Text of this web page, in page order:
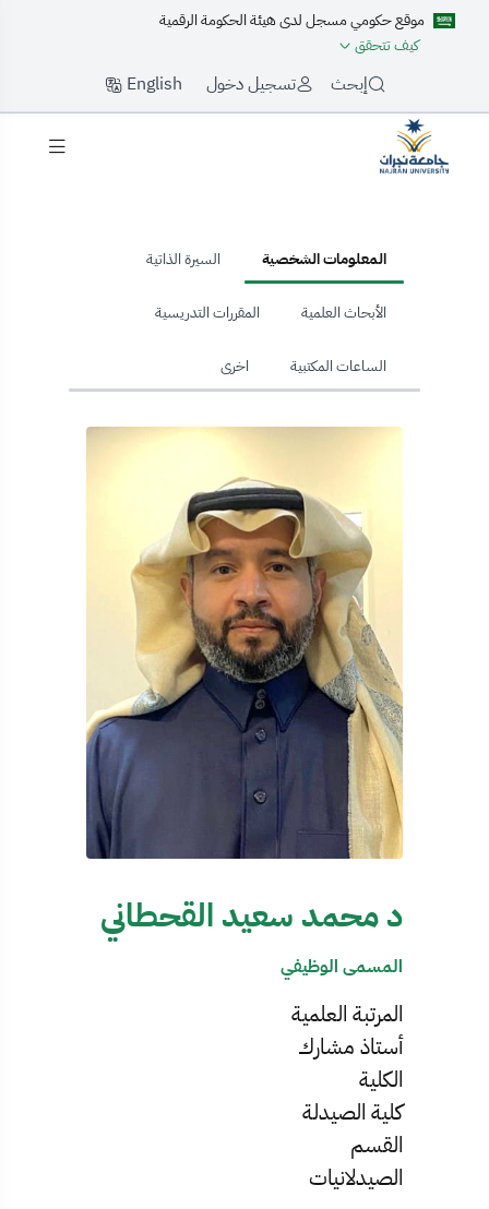
موقع حكومي مسجل لدى هيئة الحكومة الرقمية
كيف تتحقق
إبحث تسجيل دخول English
المعلومات الشخصية السيرة الذاتية
الأبحاث العلمية المقررات التدريسية
الساعات المكتبية اخرى
د محمد سعيد القحطاني
المسمى الوظيفي
المرتبة العلمية
أستاذ مشارك
الكلية
كلية الصيدلة
القسم
الصيدلانيات